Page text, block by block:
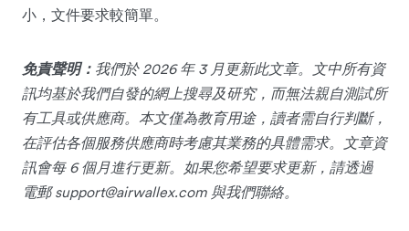
小，文件要求較簡單。
免責聲明： 我們於 2026 年 3 月更新此文章。文中所有資
訊均基於我們自發的網上搜尋及研究，而無法親自測試所
有工具或供應商。本文僅為教育用途，讀者需自行判斷，
在評估各個服務供應商時考慮其業務的具體需求。文章資
訊會每 6 個月進行更新。如果您希望要求更新，請透過
電郵support@airwallex.com 與我們聯絡。